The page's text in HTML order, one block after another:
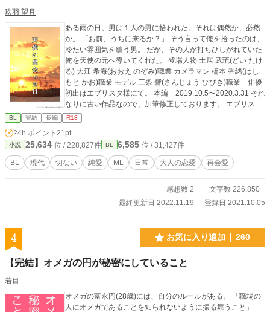
玖羽 望月
ある雨の日。男は１人の男に拾われた。それは偶然か、必然
か。 「お前、うちに来るか？」 そう言って俺を拾ったのは、
冷たい雰囲気を纏う男。 だが、その人が打ちひしがれていた
俺を天使の元へ導いてくれた。 登場人物 土居 武琉(どい たけ
る) 大江 希海(おおえ のぞみ)職業 カメラマン 橋本 香緒(はし
もと かお)職業 モデル 三条 響(さんじょう ひびき)職業 俳優
初出はエブリスタ様にて。 本編 2019.10.5〜2020.3.31 それ
なりに古い作品なので、加筆修正しております。 エブリスタ
様のほうでは、番外編やＳＳも公開済。 (2022.11月〜ほぼ転
載しています) ほとんどの話にＲシーンはありませんが、一部
に入るためレーティングをＲ１８に変更しました。 関連作品
「One night stand after〜俺様カメラマンは私を捉えて離さな
い〜」 「【R-18】月の名前〜年上カメラマンと訳あり彼女の
蜜月まで〜」 同じ登場人物が出てきます。
BL 完結 長編 R18
24h.ポイント 21pt
小説 25,634 位 / 228,827件 BL 6,585 位 / 31,427件
BL 現代 切ない 純愛 ML 日常 大人の恋愛 再会愛
感想数 2
文字数 226,850
最終更新日 2022.11.19
登録日 2021.10.05
4 お気に入り追加 260
【完結】オメガの円が秘密にしていること
若目
オメガの富永円(28歳)には、自分のルールがある。 「職場の
人にオメガであることを知られないように振る舞うこと」